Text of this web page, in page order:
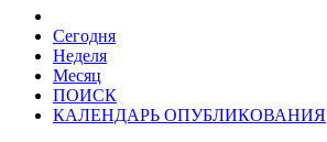
Сегодня
Неделя
Месяц
ПОИСК
КАЛЕНДАРЬ ОПУБЛИКОВАНИЯ